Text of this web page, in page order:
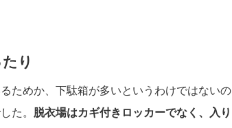
り
ためか、下駄箱が多いというわけではないの
た。 脱衣場はカギ付きロッカーでなく、入り